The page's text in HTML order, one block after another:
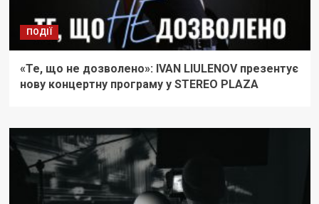
ПОДІЇ
«Те, що не дозволено»: IVAN LIULENOV презентує
нову концертну програму у STEREO PLAZA